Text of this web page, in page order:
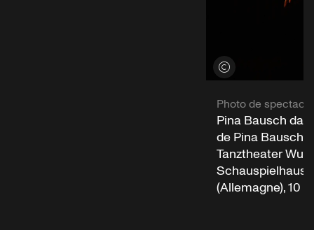
Voir les crédits
Photo de spectacle
Pina Bausch
de Pina Bausch
Tanztheater
Schauspielhaus
(Allemagne), 10